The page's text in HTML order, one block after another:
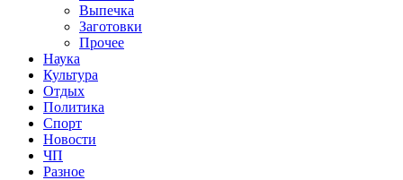
Выпечка
Заготовки
Прочее
Наука
Культура
Отдых
Политика
Спорт
Новости
ЧП
Разное